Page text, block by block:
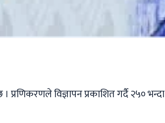
विज्ञापन प्रकाशित गर्दै २५० भन्दा